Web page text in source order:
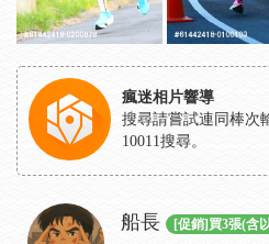
瘋迷相片響導
搜尋請嘗試連同棒次
10011搜尋。
船長 [促銷]買3張(含